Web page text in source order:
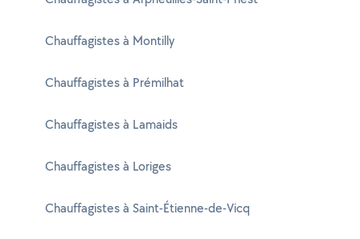
Chauffagistes à Montilly
Chauffagistes à Prémilhat
Chauffagistes à Lamaids
Chauffagistes à Loriges
Chauffagistes à Saint-Étienne-de-Vicq